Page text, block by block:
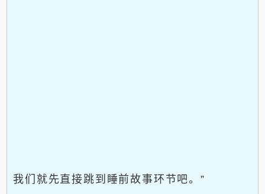
我们就先直接跳到睡前故事环节吧。”